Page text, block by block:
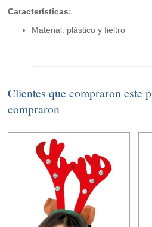
Características:
Material: plástico y fieltro
Clientes que compraron este
compraron